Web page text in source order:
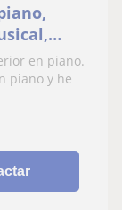
en piano.
piano y he